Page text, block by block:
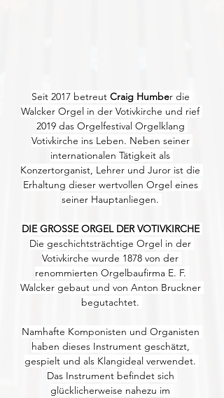
Seit 2017 betreut Craig Humber die
Walcker Orgel in der Votivkirche und rief
2019 das Orgelfestival Orgelklang
Votivkirche ins Leben. Neben seiner
internationalen Tätigkeit als
Konzertorganist, Lehrer und Juror ist die
Erhaltung dieser wertvollen Orgel eines
seiner Hauptanliegen.
DIE GROSSE ORGEL DER VOTIVKIRCHE
Die geschichtsträchtige Orgel in der
Votivkirche wurde 1878 von der
renommierten Orgelbaufirma E. F.
Walcker gebaut und von Anton Bruckner
begutachtet.
Namhafte Komponisten und Organisten
haben dieses Instrument geschätzt,
gespielt und als Klangideal verwendet.
Das Instrument befindet sich
glücklicherweise nahezu im